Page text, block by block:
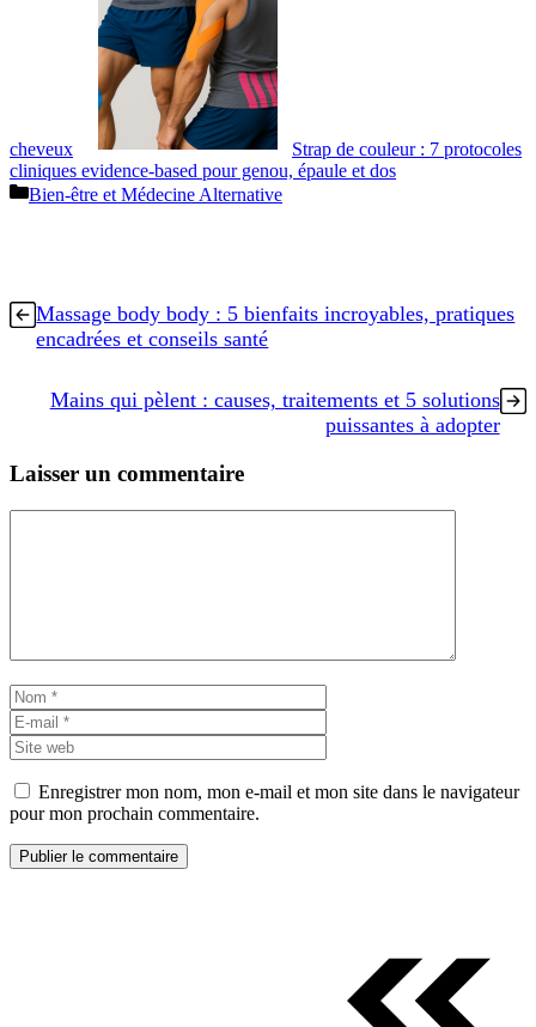
cheveux
Strap de couleur : 7 protocoles
cliniques evidence‑based pour genou, épaule et dos
Catégories
Bien-être et Médecine Alternative
Massage body body : 5 bienfaits incroyables, pratiques
encadrées et conseils santé
Mains qui pèlent : causes, traitements et 5 solutions
puissantes à adopter
Laisser un commentaire
Nom
mail
web
Enregistrer mon nom, mon e-mail et mon site dans le navigateur
pour mon prochain commentaire.